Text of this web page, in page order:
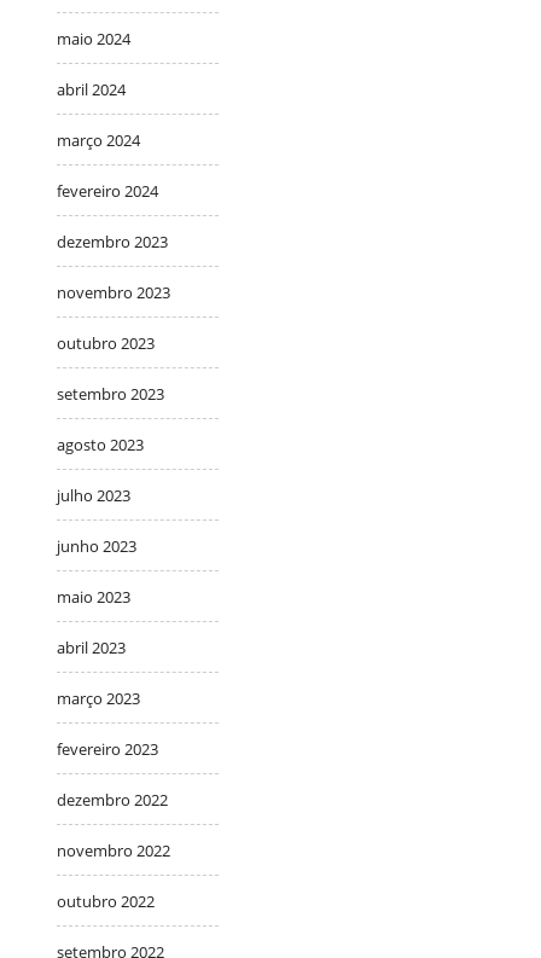
maio 2024
abril 2024
março 2024
fevereiro 2024
dezembro 2023
novembro 2023
outubro 2023
setembro 2023
agosto 2023
julho 2023
junho 2023
maio 2023
abril 2023
março 2023
fevereiro 2023
dezembro 2022
novembro 2022
outubro 2022
setembro 2022